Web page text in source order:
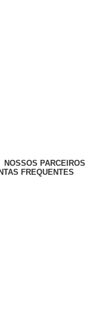
NOSSOS PARCEIROS
FREQUENTES